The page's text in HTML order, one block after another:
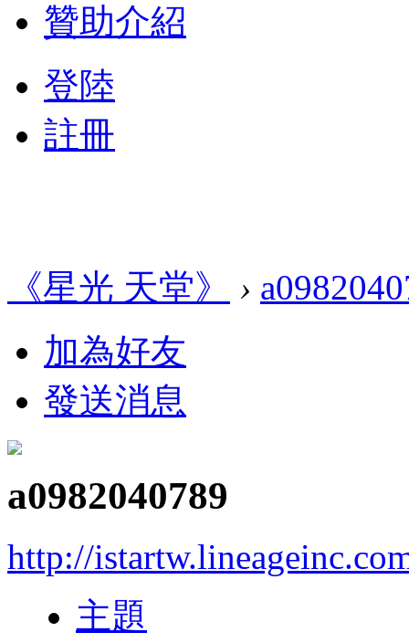
贊助介紹
登陸
註冊
《星光 天堂》 ›
加為好友
發送消息
a0982040789
http://
主題